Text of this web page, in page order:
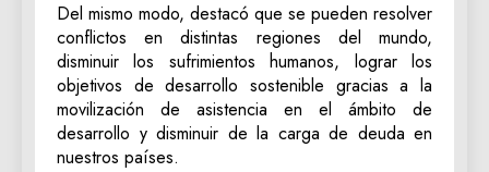
Del mismo modo, destacó que se pueden resolver
conflictos en distintas regiones del mundo,
disminuir los sufrimientos humanos, lograr los
objetivos de desarrollo sostenible gracias a la
movilización de asistencia en el ámbito de
desarrollo y disminuir de la carga de deuda en
nuestros países.